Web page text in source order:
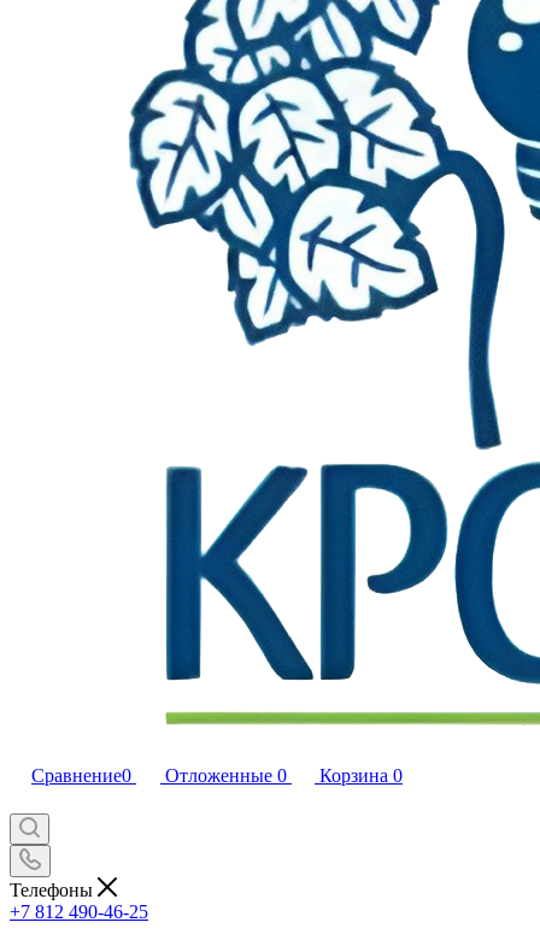
Сравнение0 Отложенные 0 Корзина 0
Телефоны
+7 812 490-46-25